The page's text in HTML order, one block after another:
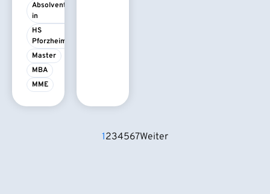
Absolvent/-
in
HS
Pforzheim
Master
MBA
MME
1234567Weiter